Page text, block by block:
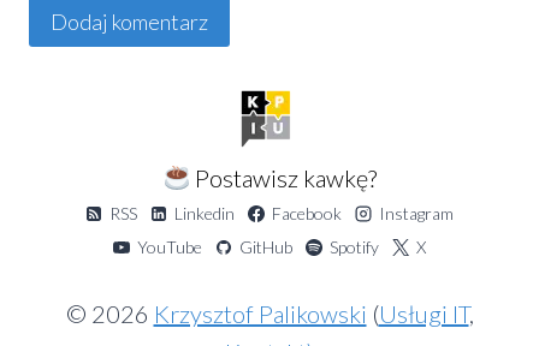
Postawisz kawkę?
RSS Linkedin Facebook
Instagram
YouTube
GitHub Spotify X
© 2026 Krzysztof Palikowski (Usługi IT,